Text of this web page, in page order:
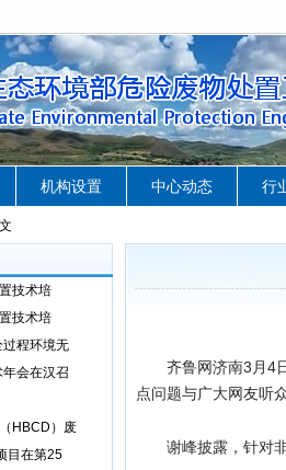
机构设置 中心动态 行
技术培
技术培
程环境无
会在汉召
HBCD）废
目在第25
齐鲁网济南3月4
点问题与广大网友听
谢峰披露，针对